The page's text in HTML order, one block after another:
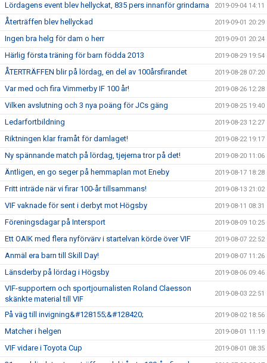
Lördagens event blev hellyckat, 835 pers innanför grindarna 2019-09-04 14:11
Återträffen blev hellyckad 2019-09-01 20:29
Ingen bra helg för dam o herr 2019-09-01 20:24
Härlig första träning för barn födda 2013 2019-08-29 19:54
ÅTERTRÄFFEN blir på lördag, en del av 100årsfirandet 2019-08-28 07:20
Var med och fira Vimmerby IF 100 år! 2019-08-26 12:28
Vilken avslutning och 3 nya poäng för JCs gäng 2019-08-25 19:40
Ledarfortbildning 2019-08-23 12:27
Riktningen klar framåt för damlaget! 2019-08-22 19:17
Ny spännande match på lördag, tjejerna tror på det! 2019-08-20 11:06
Äntligen, en go seger på hemmaplan mot Eneby 2019-08-17 18:28
Fritt inträde när vi firar 100-år tillsammans! 2019-08-13 21:02
VIF vaknade för sent i derbyt mot Högsby 2019-08-11 08:31
Föreningsdagar på Intersport 2019-08-09 10:25
Ett OAIK med flera nyförvärv i startelvan körde över VIF 2019-08-07 22:52
Anmäl era barn till Skill Day! 2019-08-07 11:26
Länsderby på lördag i Högsby 2019-08-06 09:46
VIF-supportern och sportjournalisten Roland Claesson
skänkte material till VIF
2019-08-03 22:51
På väg till invigning&#128155;&#128420; 2019-08-02 18:56
Matcher i helgen 2019-08-01 11:19
VIF vidare i Toyota Cup 2019-08-01 08:35